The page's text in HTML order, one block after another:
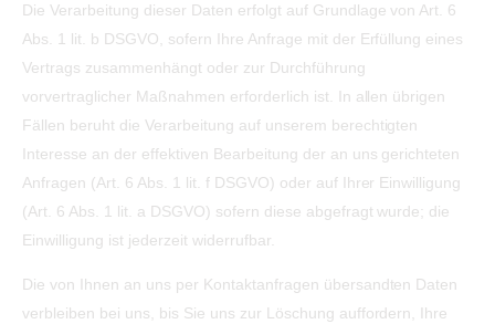
Die Verarbeitung dieser Daten erfolgt auf Grundlage von Art. 6
Abs. 1 lit. b DSGVO, sofern Ihre Anfrage mit der Erfüllung eines
Vertrags zusammenhängt oder zur Durchführung
vorvertraglicher Maßnahmen erforderlich ist. In allen übrigen
Fällen beruht die Verarbeitung auf unserem berechtigten
Interesse an der effektiven Bearbeitung der an uns gerichteten
Anfragen (Art. 6 Abs. 1 lit. f DSGVO) oder auf Ihrer Einwilligung
(Art. 6 Abs. 1 lit. a DSGVO) sofern diese abgefragt wurde; die
Einwilligung ist jederzeit widerrufbar.
Die von Ihnen an uns per Kontaktanfragen übersandten Daten
verbleiben bei uns, bis Sie uns zur Löschung auffordern, Ihre